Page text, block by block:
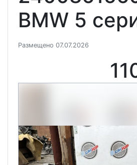
BMW 5
Размещено 07.07.2026